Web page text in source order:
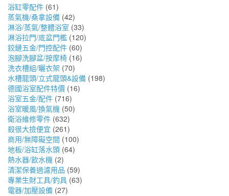
浴缸零配件 (61)
蒸氣機/桑拿設備 (42)
淋浴/蒸氣/整體浴室 (33)
淋浴拉門/底盆門檻 (120)
鉸鏈五金/門控配件 (60)
泡腳洗腳盆/按摩椅 (16)
洗衣槽組/曬衣架 (70)
水槽龍頭/立式龍頭&設備 (198)
德國浴室配件特價 (16)
浴室五金/配件 (716)
浴室暖風/換氣機 (50)
衛浴維修零件 (632)
殺很大撿便宜 (261)
商用/無障礙空間 (100)
地板/浴缸落水頭 (64)
熱水器/飲水機 (2)
清潔保養過濾用品 (59)
專業生財工具/釣具 (63)
電器/加壓設備 (27)